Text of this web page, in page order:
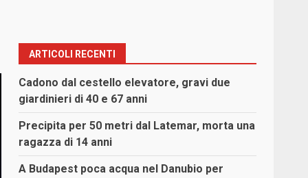
ARTICOLI RECENTI
Cadono dal cestello elevatore, gravi due
giardinieri di 40 e 67 anni
Precipita per 50 metri dal Latemar, morta una
ragazza di 14 anni
A Budapest poca acqua nel Danubio per